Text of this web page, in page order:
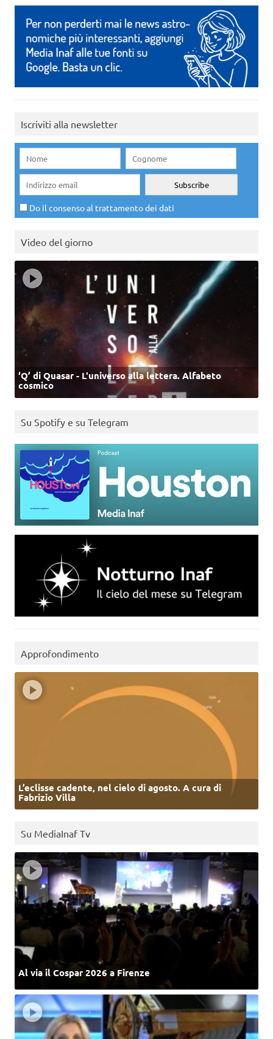
Iscriviti alla newsletter
Do il consenso al trattamento dei dati
Video del giorno
‘Q’ di Quasar - L'universo alla lettera. Alfabeto
cosmico
Su Spotify e su Telegram
Approfondimento
L’eclisse cadente, nel cielo di agosto. A cura di
Fabrizio Villa
Su MediaInaf Tv
Al via il Cospar 2026 a Firenze